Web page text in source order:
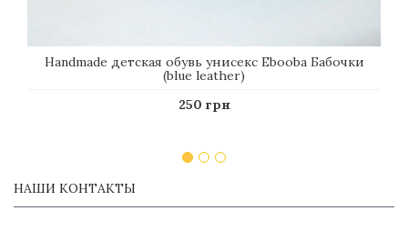
Handmade детская обувь унисекс Еbooba Бабочки
(blue leather)
250 грн
НАШИ КОНТАКТЫ